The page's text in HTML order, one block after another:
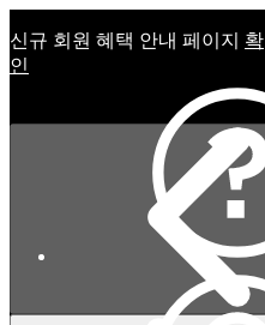
신규 회원 혜택 안내 페이지 확
인